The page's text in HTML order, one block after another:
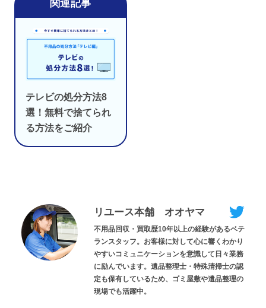
テレビの処分方法8
選！無料で捨てられ
る方法をご紹介
リユース本舗 オオヤマ
不用品回収・買取歴10年以上の経験があるベテ
ランスタッフ。お客様に対して心に響くわかり
やすいコミュニケーションを意識して日々業務
に励んでいます。遺品整理士・特殊清掃士の認
定も保有しているため、ゴミ屋敷や遺品整理の
現場でも活躍中。